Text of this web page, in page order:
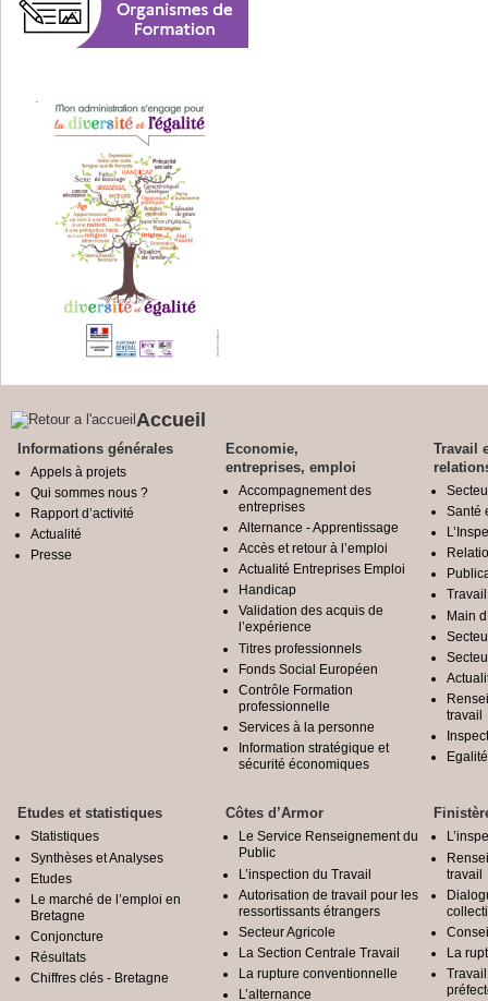
Accueil
Informations générales
Appels à projets
Qui sommes nous ?
Rapport d’activité
Actualité
Presse
Economie,
entreprises, emploi
Accompagnement des
entreprises
Alternance - Apprentissage
Accès et retour à l’emploi
Actualité Entreprises Emploi
Handicap
Validation des acquis de
l’expérience
Titres professionnels
Fonds Social Européen
Contrôle Formation
professionnelle
Services à la personne
Information stratégique et
sécurité économiques
Travail
Santé
Main
travail
Etudes et statistiques
Statistiques
Synthèses et Analyses
Etudes
Le marché de l’emploi en
Bretagne
Conjoncture
Résultats
Chiffres clés - Bretagne
Côtes d’Armor
Le Service Renseignement du
Public
L’inspection du Travail
Autorisation de travail pour les
ressortissants étrangers
Secteur Agricole
La Section Centrale Travail
La rupture conventionnelle
L’alternance
travail
La